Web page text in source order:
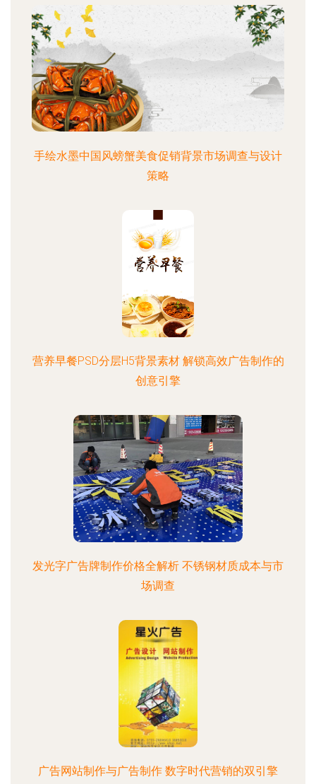
手绘水墨中国风螃蟹美食促销背景市场调查与设计
策略
营养早餐PSD分层H5背景素材 解锁高效广告制作的
创意引擎
发光字广告牌制作价格全解析 不锈钢材质成本与市
场调查
广告网站制作与广告制作 数字时代营销的双引擎